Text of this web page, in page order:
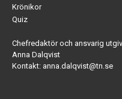
Krönikor
Quiz
Chefredaktör och ansvarig
Anna Dalqvist
Kontakt: anna.dalqvist@tn.se